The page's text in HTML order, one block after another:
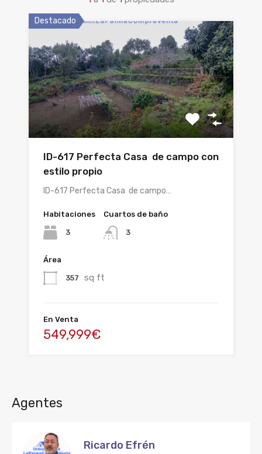
Destacado
ID-617 Perfecta Casa de campo con
estilo propio
ID-617 Perfecta Casa de campo…
Habitaciones
3
Cuartos de baño
3
Área
357 sq ft
En Venta
549,999€
Agentes
Ricardo Efrén